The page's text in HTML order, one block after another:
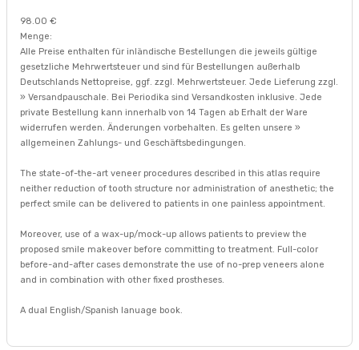
98.00 €
Menge:
Alle Preise enthalten für inländische Bestellungen die jeweils gültige
gesetzliche Mehrwertsteuer und sind für Bestellungen außerhalb
Deutschlands Nettopreise, ggf. zzgl. Mehrwertsteuer. Jede Lieferung zzgl.
» Versandpauschale. Bei Periodika sind Versandkosten inklusive. Jede
private Bestellung kann innerhalb von 14 Tagen ab Erhalt der Ware
widerrufen werden. Änderungen vorbehalten. Es gelten unsere »
allgemeinen Zahlungs- und Geschäftsbedingungen.
The state-of-the-art veneer procedures described in this atlas require
neither reduction of tooth structure nor administration of anesthetic; the
perfect smile can be delivered to patients in one painless appointment.
Moreover, use of a wax-up/mock-up allows patients to preview the
proposed smile makeover before committing to treatment. Full-color
before-and-after cases demonstrate the use of no-prep veneers alone
and in combination with other fixed prostheses.
A dual English/Spanish lanuage book.